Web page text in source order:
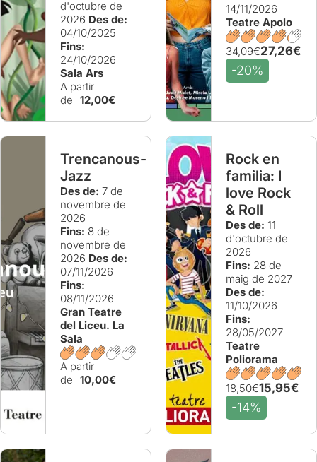
d'octubre de
2026 Des de:
04/10/2025
Fins:
24/10/2026
Sala Ars
A partir
de 12,00€
14/11/2026
Teatre Apolo
34,09€27,26€
-20%
Trencanous-
Jazz
Des de: 7 de
novembre de
2026
Fins: 8 de
novembre de
2026 Des de:
07/11/2026
Fins:
08/11/2026
Gran Teatre
del Liceu. La
Sala
A partir
de 10,00€
Rock en
familia: I
love Rock
& Roll
Des de: 11
d'octubre de
2026
Fins: 28 de
maig de 2027
Des de:
11/10/2026
Fins:
28/05/2027
Teatre
Poliorama
18,50€15,95€
-14%